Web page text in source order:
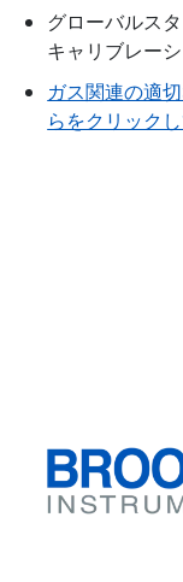
グローバルス
キャリブレー
ガス関連の適
らをクリックし